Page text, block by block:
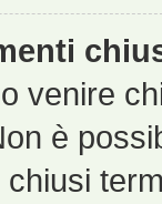
venire
è